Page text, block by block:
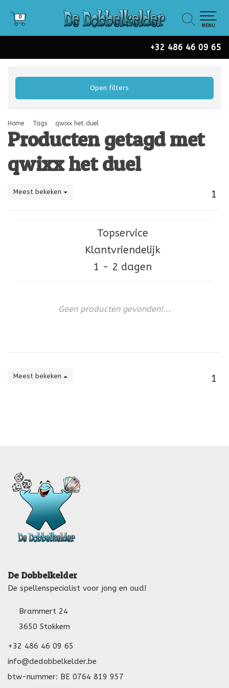
+32 486 46 09 65
0
0
MENU
Open filters
Home Tags qwixx het duel
Producten getagd met
qwixx het duel
Meest bekeken 1
Topservice
Klantvriendelijk
1 - 2 dagen
Geen producten gevonden!...
Meest bekeken 1
De Dobbelkelder
De spellenspecialist voor jong en oud!
Brammert 24
3650 Stokkem
+32 486 46 09 65
info@dedobbelkelder.be
btw-nummer: BE 0764 819 957